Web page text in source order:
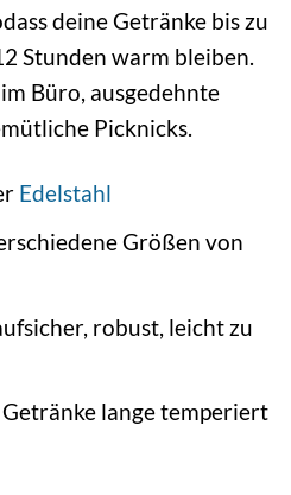
deine Getränke bis zu
Stunden warm bleiben.
Büro, ausgedehnte
Picknicks.
Edelstahl
Größen von
robust, leicht zu
lange temperiert